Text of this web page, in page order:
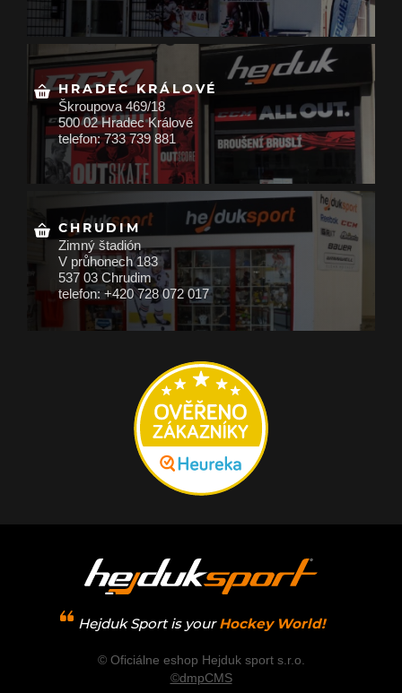
HRADEC KRÁLOVÉ
Škroupova 469/18
500 02 Hradec Králové
telefon: 733 739 881
CHRUDIM
Zimný štadión
V průhonech 183
537 03 Chrudim
telefon: +420 728 072 017
Hejduk Sport is your Hockey World!
© Oficiálne eshop Hejduk sport s.r.o.
©dmpCMS